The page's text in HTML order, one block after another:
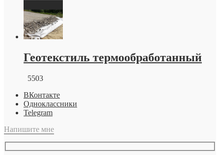
Геотекстиль термообработанный
5503
ВКонтакте
Одноклассники
Telegram
Напишите мне